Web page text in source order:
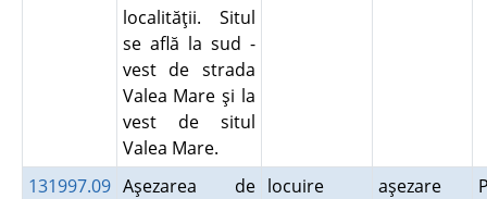
localităţii. Situl
se află la sud -
vest de strada
Valea Mare şi la
vest de situl
Valea Mare.
131997.09 Aşezarea de locuire aşezare